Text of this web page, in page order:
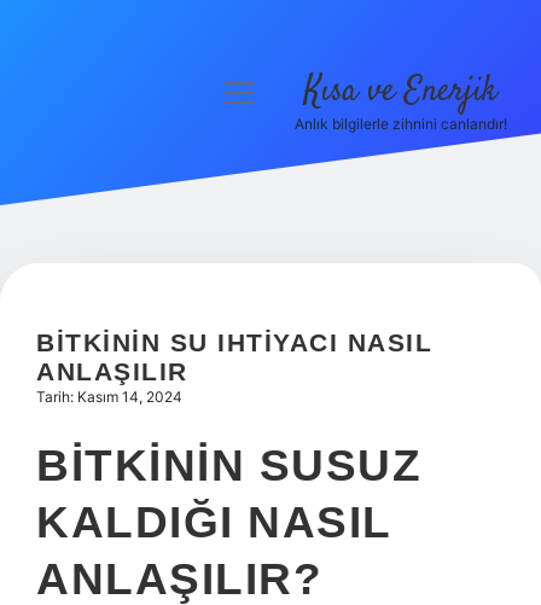
Hakkımızda
menüyü
Kısa ve Enerjik
Anlık bilgilerle zihnini canlandır!
BITKININ SU IHTIYACI NASIL
ANLAŞILIR
Tarih: Kasım 14, 2024
BITKININ SUSUZ
KALDIĞI NASIL
ANLAŞILIR?